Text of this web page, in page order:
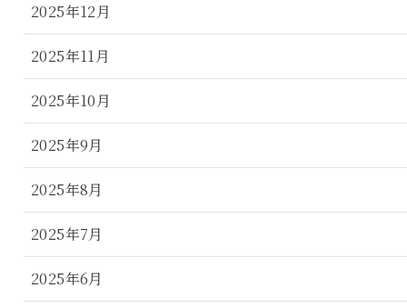
2025年12月
2025年11月
2025年10月
2025年9月
2025年8月
2025年7月
2025年6月